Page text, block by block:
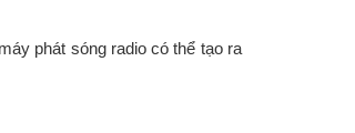
phát sóng radio có thể tạo ra